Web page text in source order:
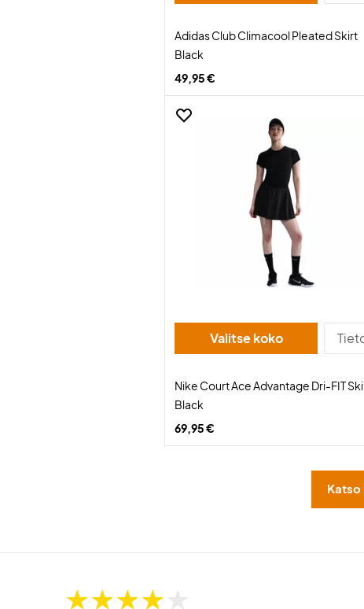
Adidas Club Climacool Pleated Skirt
Black
49,95 €
Valitse koko
Nike Court Ace Advantage Dri-FIT
Black
69,95 €